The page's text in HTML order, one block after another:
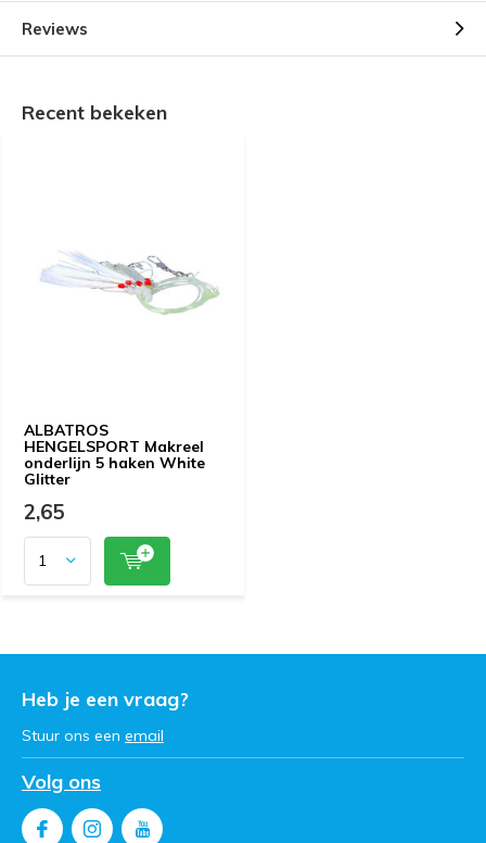
Reviews
Recent bekeken
ALBATROS
HENGELSPORT Makreel
onderlijn 5 haken White
Glitter
2,65
Heb je een vraag?
Stuur ons een email
Volg ons